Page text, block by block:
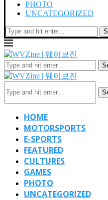
PHOTO
UNCATEGORIZED
HOME
MOTORSPORTS
E-SPORTS
FEATURED
CULTURES
GAMES
PHOTO
UNCATEGORIZED